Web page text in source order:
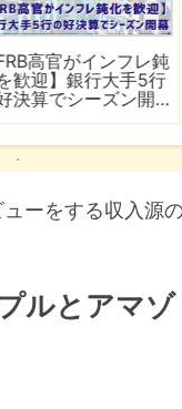
【ホルムズ海峡が再び
封鎖】FRB高官が近
上げの可能性
ーをする収入源
ルとアマゾ